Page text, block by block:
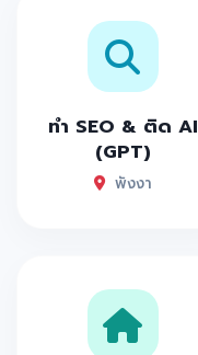
ทำ SEO & ติด AI
(GPT)
พังงา